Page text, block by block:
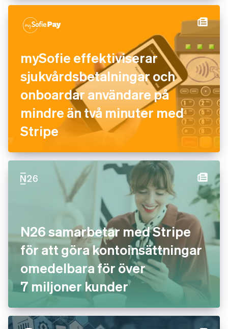
mySofie effektiviserar
sjukvårdsbetalningar och
onboardar användare på
mindre än två minuter med
Stripe
N26 samarbetar med Stripe
för att göra kontoinsättningar
omedelbara för över
7 miljoner kunder